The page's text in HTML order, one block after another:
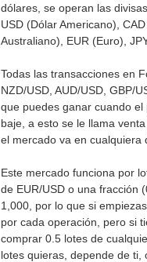
dólares, se operan las
USD (Dólar Americano),
Australiano), EUR (Euro),
Todas las transacciones en
NZD/USD, AUD/USD, GBP/
que puedes ganar cuando
baje, a esto se le llama
el mercado va en cualquiera
Este mercado funciona por
de EUR/USD o una fracción
1,000, por lo que si
por cada operación, pero si
comprar 0.5 lotes de
lotes quieras, depende de